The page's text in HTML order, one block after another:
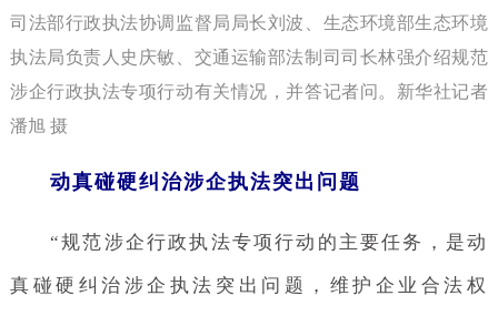
司法部行政执法协调监督局局长刘波、生态环境部生态环境
执法局负责人史庆敏、交通运输部法制司司长林强介绍规范
涉企行政执法专项行动有关情况，并答记者问。新华社记者
潘旭 摄
动真碰硬纠治涉企执法突出问题
“规范涉企行政执法专项行动的主要任务，是动
真碰硬纠治涉企执法突出问题，维护企业合法权